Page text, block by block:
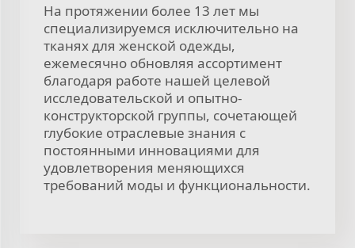
На протяжении более 13 лет мы
специализируемся исключительно на
тканях для женской одежды,
ежемесячно обновляя ассортимент
благодаря работе нашей целевой
исследовательской и опытно-
конструкторской группы, сочетающей
глубокие отраслевые знания с
постоянными инновациями для
удовлетворения меняющихся
требований моды и функциональности.